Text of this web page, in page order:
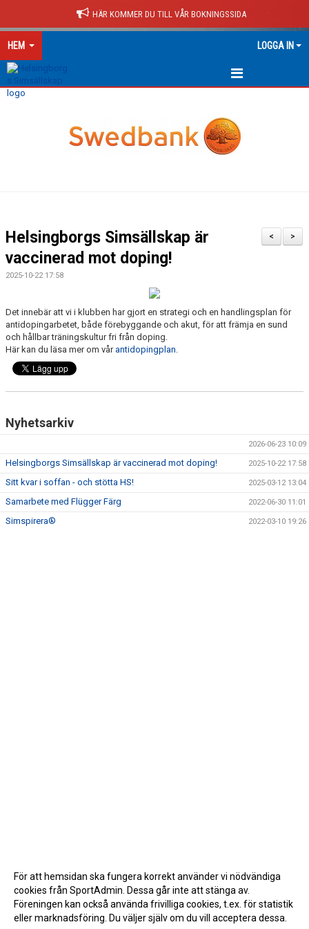
HÄR KOMMER DU TILL VÅR BOKNINGSSIDA
HEM LOGGA IN
HEM
>
<
Helsingborgs Simsällskap är
vaccinerad mot doping!
2025-10-22 17:58
Det innebär att vi i klubben har gjort en strategi och en handlingsplan för
antidopingarbetet, både förebyggande och akut, för att främja en sund
och hållbar träningskultur fri från doping.
Här kan du läsa mer om vårantidopingplan.
Nyhetsarkiv
2026-06-23 10:09
Helsingborgs Simsällskap är vaccinerad mot doping! 2025-10-22 17:58
Sitt kvar i soffan - och stötta HS! 2025-03-12 13:04
Samarbete med Flügger Färg 2022-06-30 11:01
Simspirera® 2022-03-10 19:26
För att hemsidan ska fungera korrekt använder vi nödvändiga
cookies från SportAdmin. Dessa går inte att stänga av.
Föreningen kan också använda frivilliga cookies, t.ex. för statistik
eller marknadsföring. Du väljer själv om du vill acceptera dessa.